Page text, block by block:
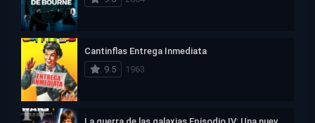
Cantinflas Entrega Inmediata
9.5
1963